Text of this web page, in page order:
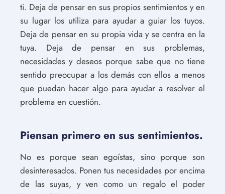
ti. Deja de pensar en sus propios sentimientos y en
su lugar los utiliza para ayudar a guiar los tuyos.
Deja de pensar en su propia vida y se centra en la
tuya. Deja de pensar en sus problemas,
necesidades y deseos porque sabe que no tiene
sentido preocupar a los demás con ellos a menos
que puedan hacer algo para ayudar a resolver el
problema en cuestión.
Piensan primero en sus sentimientos.
No es porque sean egoístas, sino porque son
desinteresados. Ponen tus necesidades por encima
de las suyas, y ven como un regalo el poder